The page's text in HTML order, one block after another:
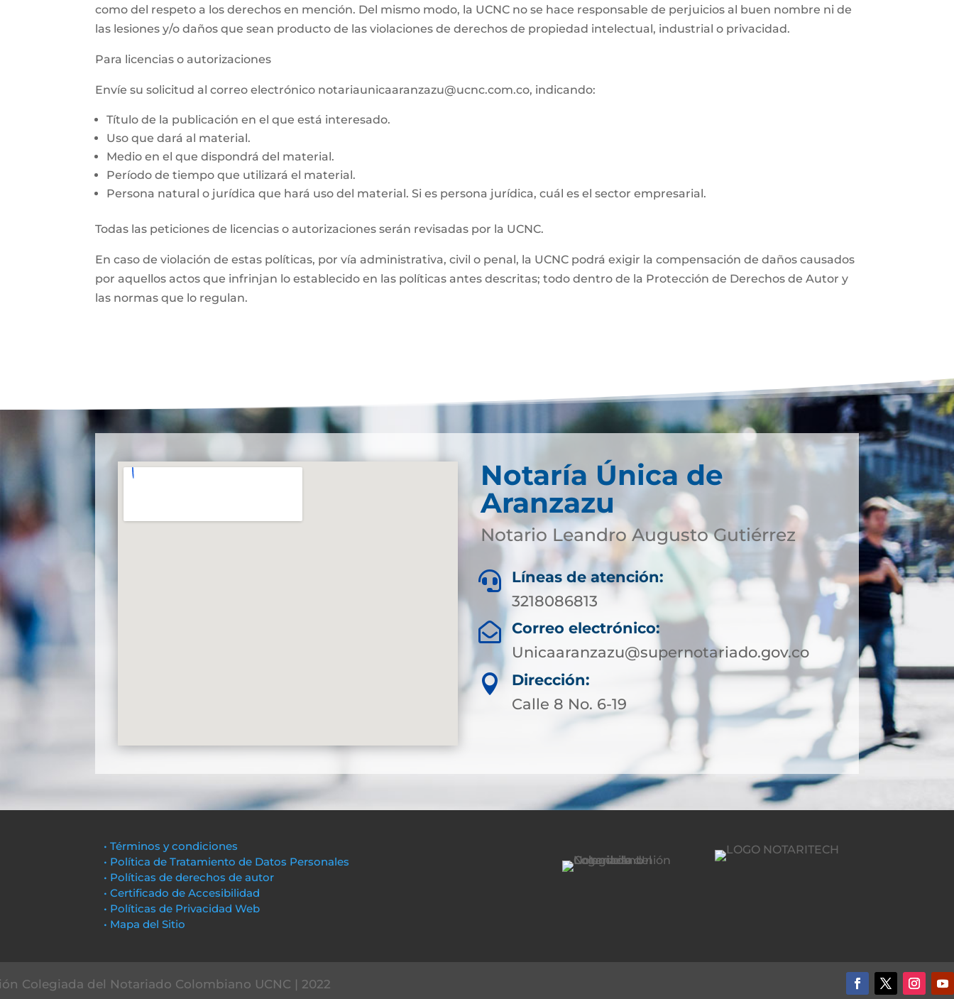
como del respeto a los derechos en mención. Del mismo modo, la UCNC no se hace responsable de perjuicios al buen nombre ni de
las lesiones y/o daños que sean producto de las violaciones de derechos de propiedad intelectual, industrial o privacidad.
Para licencias o autorizaciones
Envíe su solicitud al correo electrónico notariaunicaaranzazu@ucnc.com.co, indicando:
Título de la publicación en el que está interesado.
Uso que dará al material.
Medio en el que dispondrá del material.
Período de tiempo que utilizará el material.
Persona natural o jurídica que hará uso del material. Si es persona jurídica, cuál es el sector empresarial.
Todas las peticiones de licencias o autorizaciones serán revisadas por la UCNC.
En caso de violación de estas políticas, por vía administrativa, civil o penal, la UCNC podrá exigir la compensación de daños causados
por aquellos actos que infrinjan lo establecido en las políticas antes descritas; todo dentro de la Protección de Derechos de Autor y
las normas que lo regulan.
Notaría Única de
Aranzazu
Notario Leandro Augusto Gutiérrez

Líneas de atención:
3218086813

Correo electrónico:
Unicaaranzazu@supernotariado.gov.co

Dirección:
Calle 8 No. 6-19
• Términos y condiciones
• Política de Tratamiento de Datos Personales
• Políticas de derechos de autor
• Certificado de Accesibilidad
• Políticas de Privacidad Web
• Mapa del Sitio
Colegiada del Notariado Colombiano UCNC | 2022